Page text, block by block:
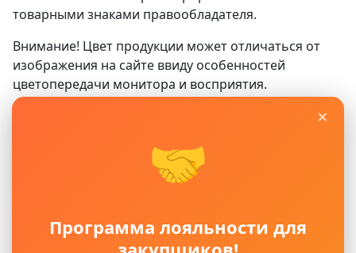
×
🤝
Программа лояльности для
товарными знаками правообладателя.
Внимание! Цвет продукции может отличаться от
изображения на сайте ввиду особенностей
цветопередачи монитора и восприятия.
не является публичной офертой, определяемой
положениями ГК РФ. Для получения подробной
офисы продаж.